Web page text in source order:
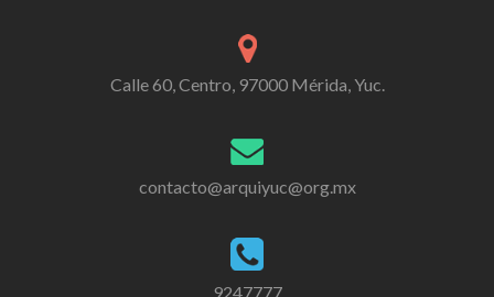
Calle 60, Centro, 97000 Mérida, Yuc.
contacto@arquiyuc@org.mx
9247777